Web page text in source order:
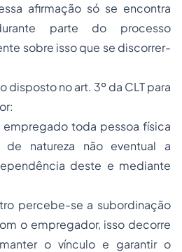
afirmação só se encontra
parte do processo
sobre isso que se discorrer-
disposto no art. 3º da CLT para
toda pessoa física
de natureza não eventual a
deste e mediante
percebe-se a subordinação
o empregador, isso decorre
o vínculo e garantir o